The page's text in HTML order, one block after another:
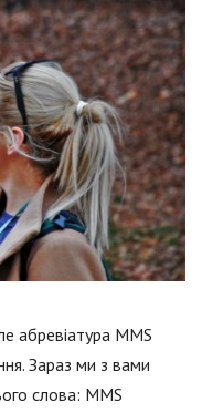
абревіатура MMS
Зараз ми з вами
слова: MMS